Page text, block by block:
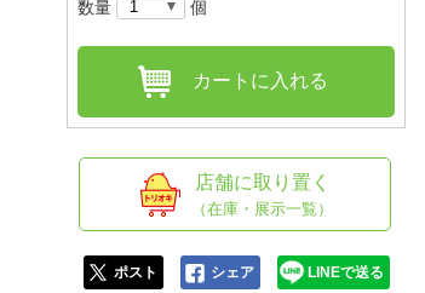
数量 個
カートに入れる
店舗に取り置く
（在庫・展示一覧）
ポスト シェア LINEで送る